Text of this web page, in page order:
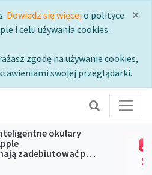
×
Dowiedz się więcej o polityce
i celu używania cookies.
zgodę na używanie cookies,
swojej przeglądarki.
okulary
zadebiutować podczas
WWDC 2027